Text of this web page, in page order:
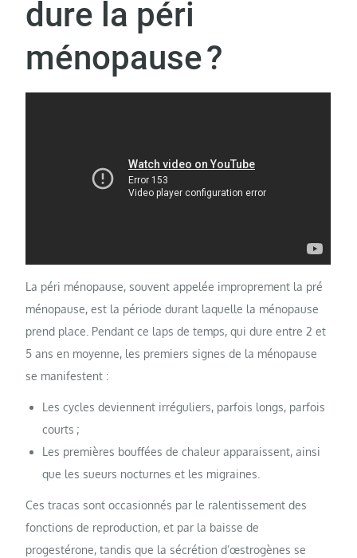
dure la péri
ménopause ?
La péri ménopause, souvent appelée improprement la pré
ménopause, est la période durant laquelle la ménopause
prend place. Pendant ce laps de temps, qui dure entre 2 et
5 ans en moyenne, les premiers signes de la ménopause
se manifestent :
Les cycles deviennent irréguliers, parfois longs, parfois
courts ;
Les premières bouffées de chaleur apparaissent, ainsi
que les sueurs nocturnes et les migraines.
Ces tracas sont occasionnés par le ralentissement des
fonctions de reproduction, et par la baisse de
progestérone, tandis que la sécrétion d’œstrogènes se